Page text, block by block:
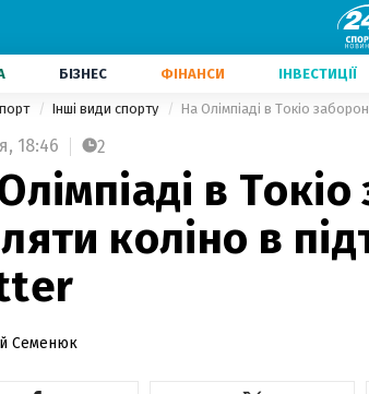
БІЗНЕС ФІНАНСИ ІНВЕСТИЦІЇ
Інші види спорту На Олімпіаді в Токіо
18:46 2
в
коліно в
Семенюк